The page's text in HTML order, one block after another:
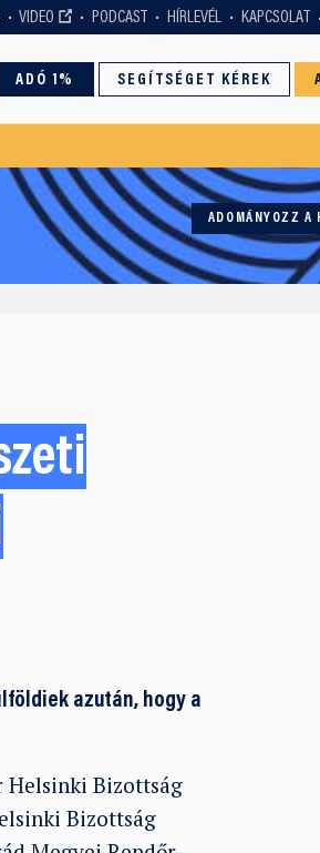
VIDEO PODCAST HÍRLEVÉL KAPCSOLAT
ADÓ 1% SEGÍTSÉGET KÉREK
ADOMÁNYOZZ A
azután, hogy a
Helsinki Bizottság
Bizottság